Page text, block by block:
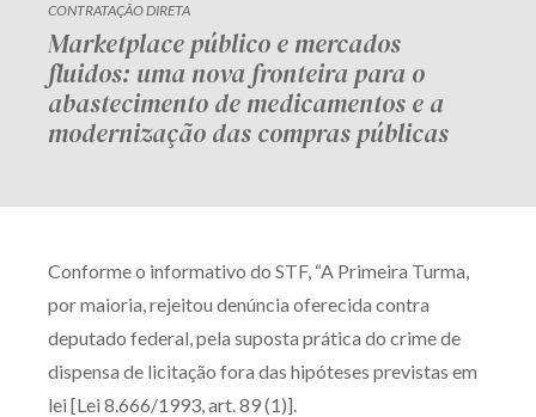
CONTRATAÇÃO DIRETA
Marketplace público e mercados
fluidos: uma nova fronteira para o
abastecimento de medicamentos e a
modernização das compras públicas
Conforme o informativo do STF, “A Primeira Turma,
por maioria, rejeitou denúncia oferecida contra
deputado federal, pela suposta prática do crime de
dispensa de licitação fora das hipóteses previstas em
lei [Lei 8.666/1993, art. 89 (1)].